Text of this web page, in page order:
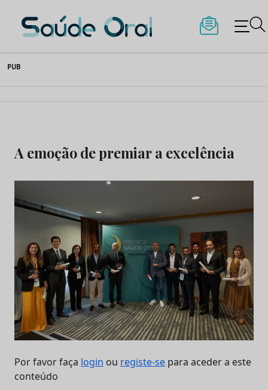
to
content
Saúde Oral
PUB
A emoção de premiar a excelência
Por favor faça login ou registe-se para aceder a este
conteúdo